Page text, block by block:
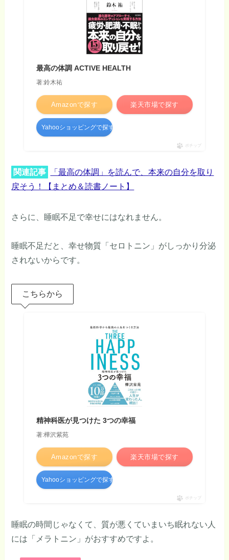
最高の体調 ACTIVE HEALTH
著:鈴木祐
Amazonで探す 楽天市場で探す
Yahooショッピングで探す
ポチップ
関連記事
「最高の体調」を読んで、本来の自分を取り
戻そう！【まとめ＆読書ノート】
さらに、睡眠不足で幸せにはなれません。
睡眠不足だと、幸せ物質「セロトニン」がしっかり分泌
されないからです。
こちらから
精神科医が見つけた 3つの幸福
著:樺沢紫苑
Amazonで探す 楽天市場で探す
Yahooショッピングで探す
ポチップ
睡眠の時間じゃなくて、質が悪くていまいち眠れない人
には「メラトニン」がおすすめですよ。